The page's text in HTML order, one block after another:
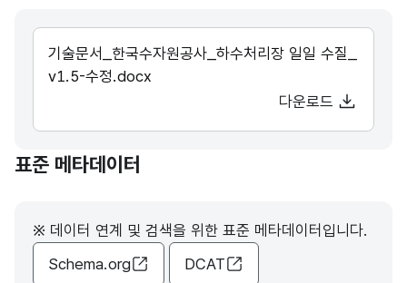
기술문서_한국수자원공사_하수처리장 일일 수질_
v1.5-수정.docx
다운로드
표준 메타데이터
※ 데이터 연계 및 검색을 위한 표준 메타데이터입니다.
Schema.org
DCAT